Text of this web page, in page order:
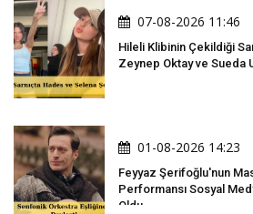
07-08-2026 11:46
Hileli Klibinin Çekildiği
Zeynep Oktay ve Sueda
01-08-2026 14:23
Feyyaz Şerifoğlu'nun
Performansı Sosyal
Oldu